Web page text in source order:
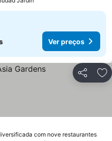
Ver preços
Partilhar
com nove restaurantes